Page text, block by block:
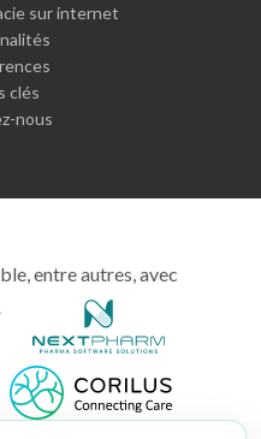
sur internet
clés
nous
entre autres, avec